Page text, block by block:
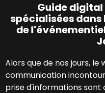
Guide
spécialisées
de l'événementiel
Alors que de nos jours,
communication
prise d'informations sont